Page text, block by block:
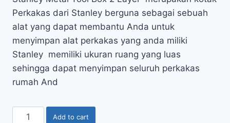
Perkakas dari Stanley berguna sebagai sebuah
alat yang dapat membantu Anda untuk
menyimpan alat perkakas yang anda miliki
Stanley memiliki ukuran ruang yang luas
sehingga dapat menyimpan seluruh perkakas
rumah And
Add to cart